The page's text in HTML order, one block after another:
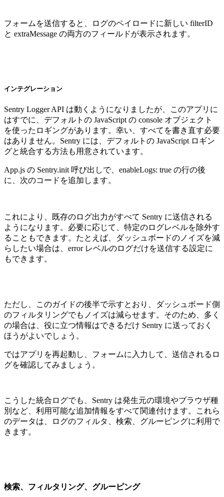
フォームを送信すると、ログのペイロードに新しい filterID
と extraMessage の両方のフィールドが表示されます。
インテグレーション
Sentry Logger API は動くようになりましたが、このアプリに
はすでに、デフォルトの JavaScript の console オブジェクト
を使ったロギングがあります。幸い、すべてを書き直す必要
はありません。Sentry には、デフォルトの JavaScript ロギン
グと統合する方法も用意されています。
App.js の Sentry.init 呼び出しで、enableLogs: true の行の後
に、次のコードを追加します。
これにより、既存のログ出力がすべて Sentry に送信される
ようになります。必要に応じて、特定のログレベルを除外す
ることもできます。たとえば、ダッシュボードのノイズを減
らしたい場合は、error レベルのログだけを送信する設定に
もできます。
ただし、このガイドの後半で示すとおり、ダッシュボード側
のフィルタリングでもノイズは減らせます。そのため、多く
の場合は、役に立つ情報はできるだけ Sentry に送っておく
ほうがよいでしょう。
ではアプリを再起動し、フォームに入力して、送信されるロ
グを確認してみましょう。
こうした統合ログでも、Sentry は発生元の環境やブラウザ種
別など、利用可能な追加情報をすべて関連付けます。これら
のデータは、ログのフィルタ、検索、グルーピングに利用で
きます。
検索、フィルタリング、グルーピング